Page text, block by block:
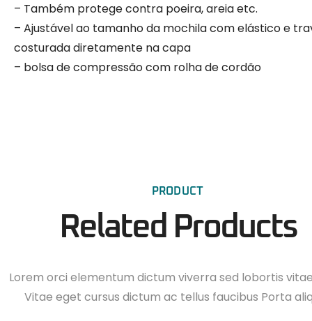
– Também protege contra poeira, areia etc.
– Ajustável ao tamanho da mochila com elástico e
costurada diretamente na capa
– bolsa de compressão com rolha de cordão
PRODUCT
Related Products
Lorem orci elementum dictum viverra sed lobortis
Vitae eget cursus dictum ac tellus faucibus Porta